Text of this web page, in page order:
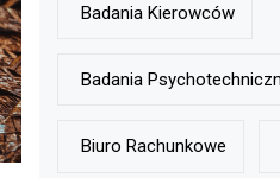
Badania Kierowców
Badania
Biuro Rachunkowe